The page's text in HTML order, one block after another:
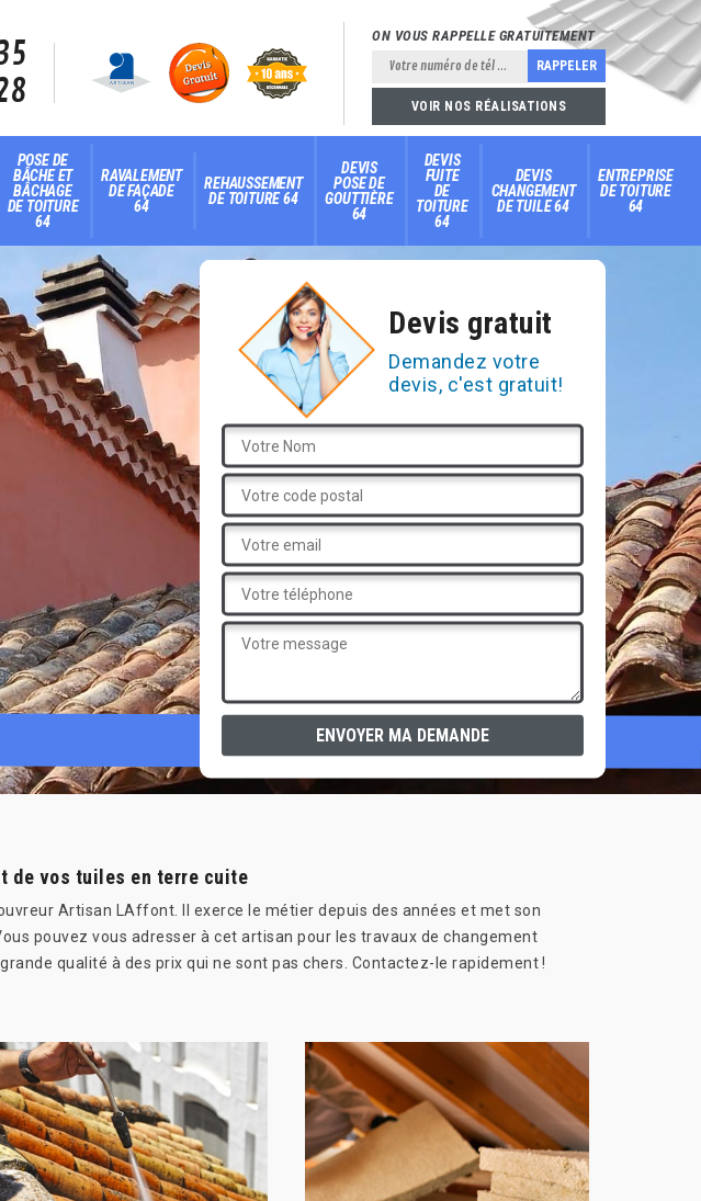
ON VOUS RAPPELLE GRATUITEMENT
VOIR NOS RÉALISATIONS
POSE DE
BÂCHE ET
BÂCHAGE
DE TOITURE
64
RAVALEMENT
DE FAÇADE
64
REHAUSSEMENT
DE TOITURE 64
DEVIS
POSE DE
GOUTTIÈRE
64
DEVIS
FUITE
DE
TOITURE
64
DEVIS
CHANGEMENT
DE TUILE 64
ENTREPRISE
DE TOITURE
64
Devis gratuit
Demandez votre
devis, c'est gratuit!
de vos tuiles en terre cuite
Artisan LAffont. Il exerce le métier depuis des années et met son
pouvez vous adresser à cet artisan pour les travaux de changement
qualité à des prix qui ne sont pas chers. Contactez-le rapidement !